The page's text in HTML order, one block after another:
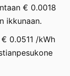
€ 0.0018
ikkunaan.
0.0511 /kWh